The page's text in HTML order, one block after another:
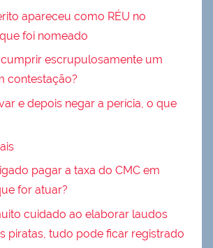
apareceu como RÉU no
foi nomeado
escrupulosamente um
contestação?
e depois negar a perícia, o que
pagar a taxa do CMC em
for atuar?
cuidado ao elaborar laudos
piratas, tudo pode ficar registrado